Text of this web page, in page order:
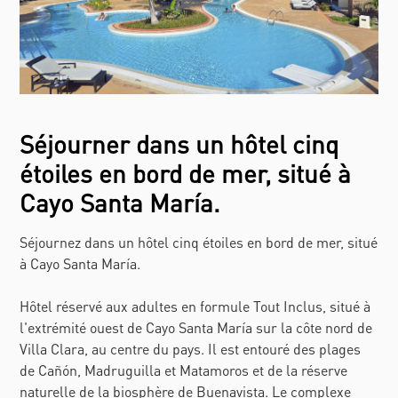
Séjourner dans un hôtel cinq
étoiles en bord de mer, situé à
Cayo Santa María.
Séjournez dans un hôtel cinq étoiles en bord de mer, situé
à Cayo Santa María.
Hôtel réservé aux adultes en formule Tout Inclus, situé à
l'extrémité ouest de Cayo Santa María sur la côte nord de
Villa Clara, au centre du pays. Il est entouré des plages
de Cañón, Madruguilla et Matamoros et de la réserve
naturelle de la biosphère de Buenavista. Le complexe